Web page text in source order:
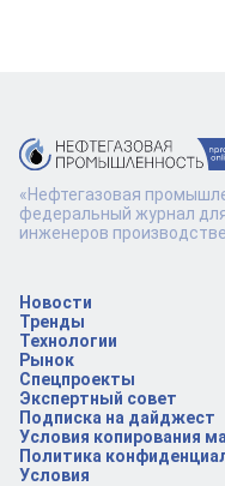
Новости
Тренды
Технологии
Рынок
Спецпроекты
Экспертный совет
Подписка на дайджест
Условия копирования
Политика
Условия
«Нефтегазовая
федеральный журнал
инженеров